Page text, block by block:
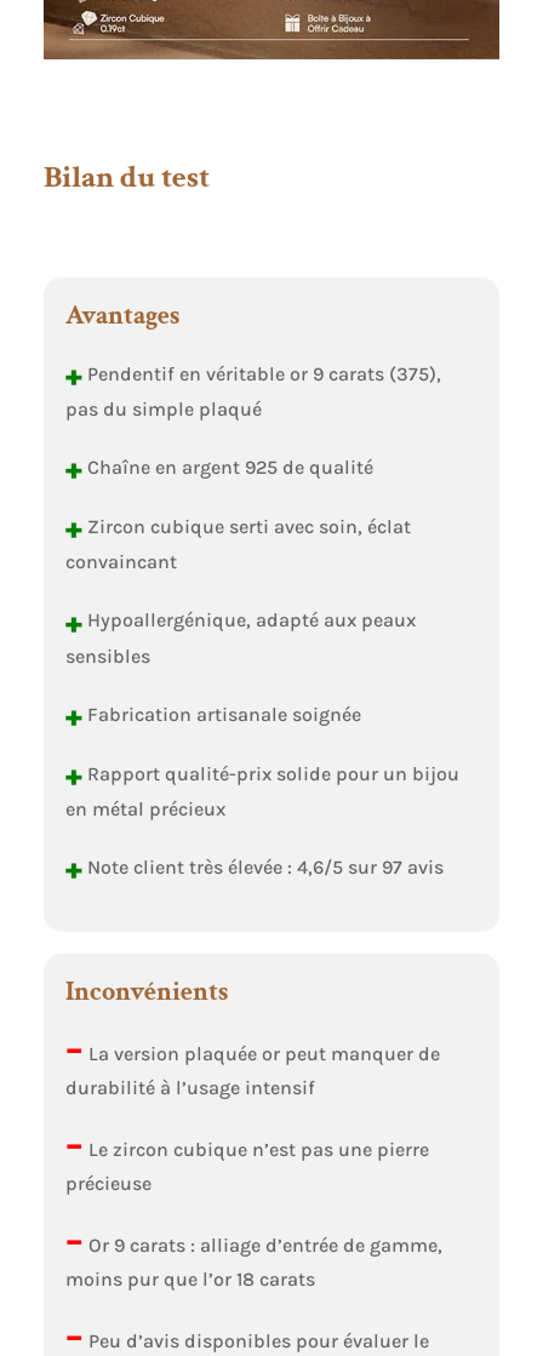
Bilan du test
Avantages
+Pendentif en véritable or 9 carats (375),
pas du simple plaqué
+Chaîne en argent 925 de qualité
+Zircon cubique serti avec soin, éclat
convaincant
+Hypoallergénique, adapté aux peaux
sensibles
+Fabrication artisanale soignée
+Rapport qualité-prix solide pour un bijou
en métal précieux
+Note client très élevée : 4,6/5 sur 97 avis
Inconvénients
– La version plaquée or peut manquer de
durabilité à l’usage intensif
– Le zircon cubique n’est pas une pierre
précieuse
– Or 9 carats : alliage d’entrée de gamme,
moins pur que l’or 18 carats
– Peu d’avis disponibles pour évaluer le